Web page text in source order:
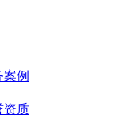
案例
资质